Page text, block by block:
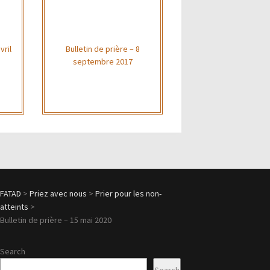
Bulletin de prière – 8
septembre 2017
FATAD >Priez avec nous >Prier pour les non-
atteints >
Bulletin de prière – 15 mai 2020
Search